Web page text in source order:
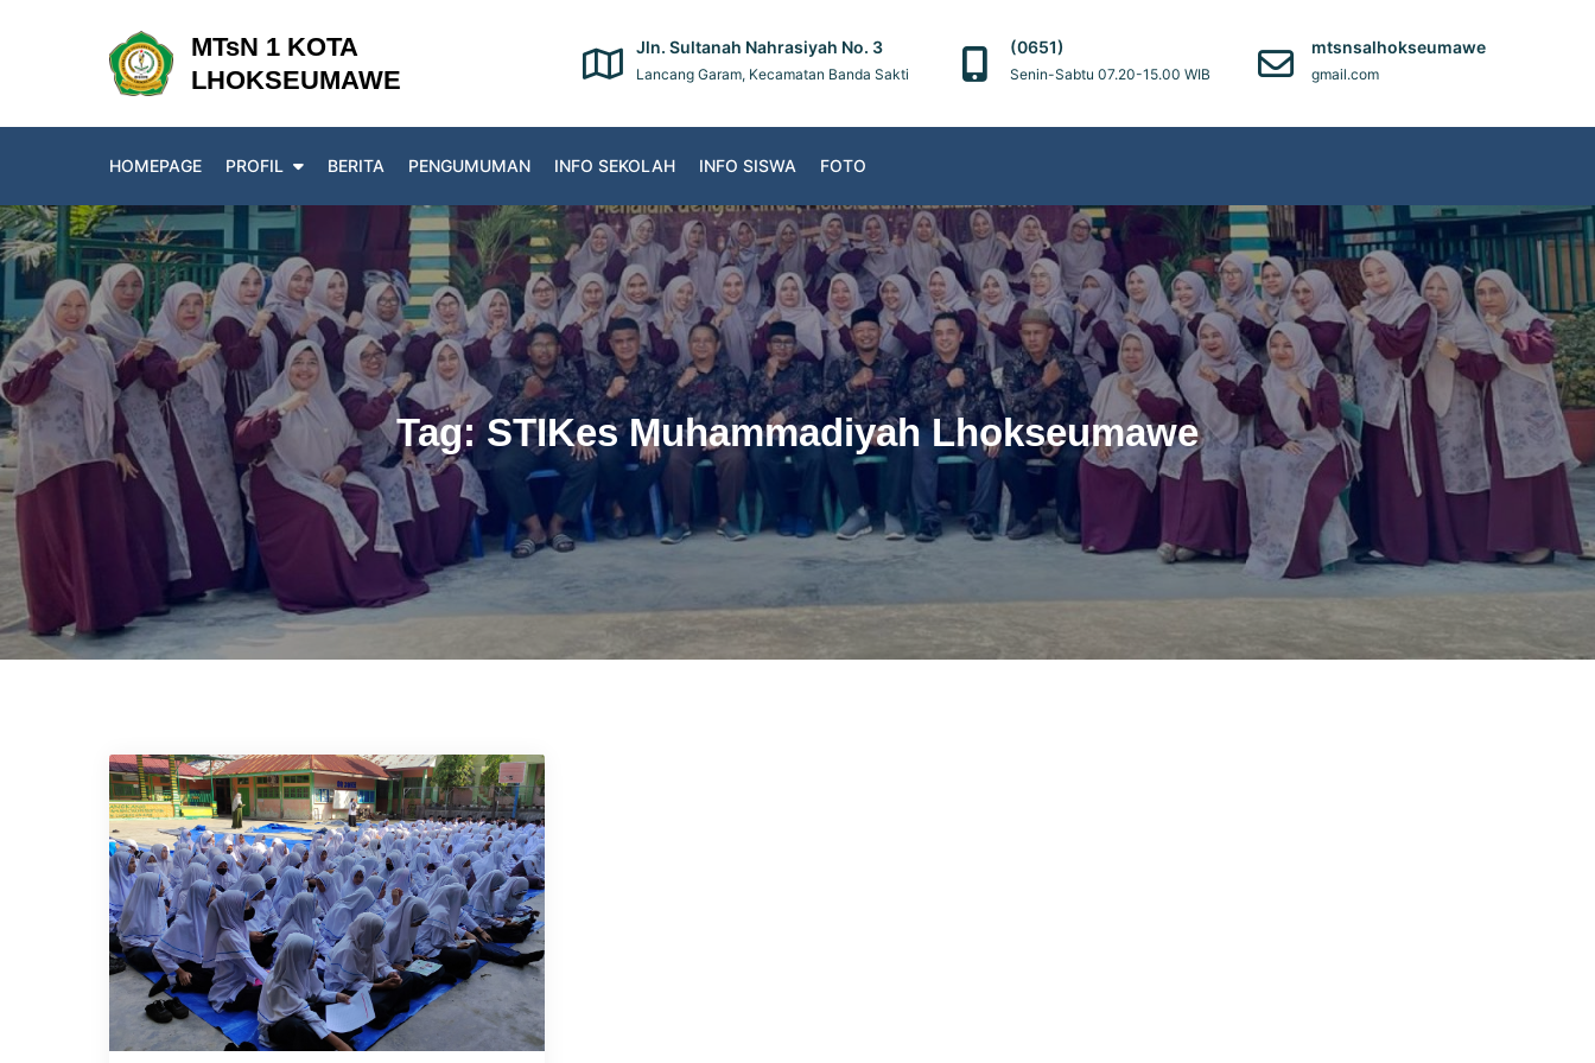
MTsN 1 KOTA
LHOKSEUMAWE
Jln. Sultanah Nahrasiyah No. 3
Lancang Garam, Kecamatan Banda Sakti
(0651)
Senin-Sabtu 07.20-15.00 WIB
mtsnsalhokseumawe
gmail.com
HOMEPAGE PROFIL BERITA PENGUMUMAN INFO SEKOLAH INFO SISWA FOTO
Tag:STIKes Muhammadiyah Lhokseumawe